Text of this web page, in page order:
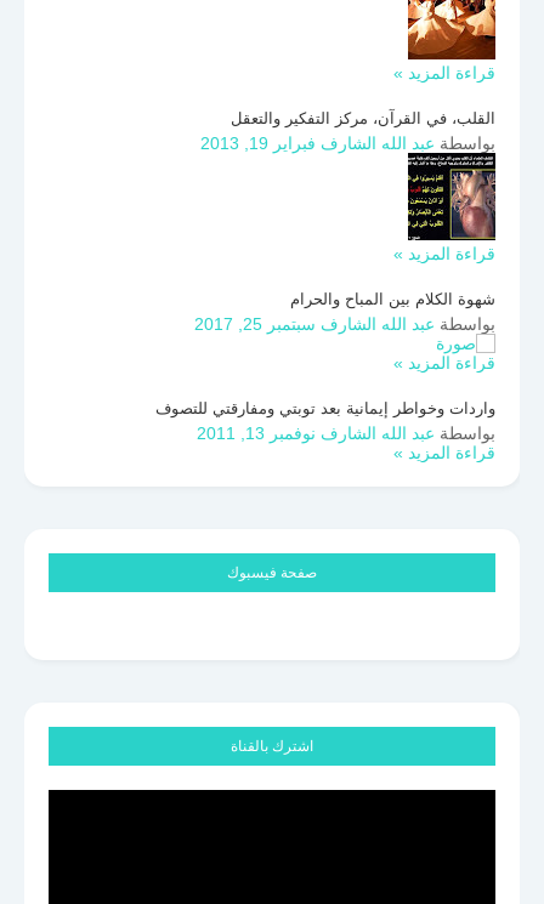
قراءة المزيد »
القلب، في القرآن، مركز التفكير والتعقل
بواسطة عبد الله الشارف فبراير 19, 2013
قراءة المزيد »
شهوة الكلام بين المباح والحرام
بواسطة عبد الله الشارف سبتمبر 25, 2017
قراءة المزيد »
واردات وخواطر إيمانية بعد توبتي ومفارقتي للتصوف
بواسطة عبد الله الشارف نوفمبر 13, 2011
قراءة المزيد »
صفحة فيسبوك
اشترك بالقناة